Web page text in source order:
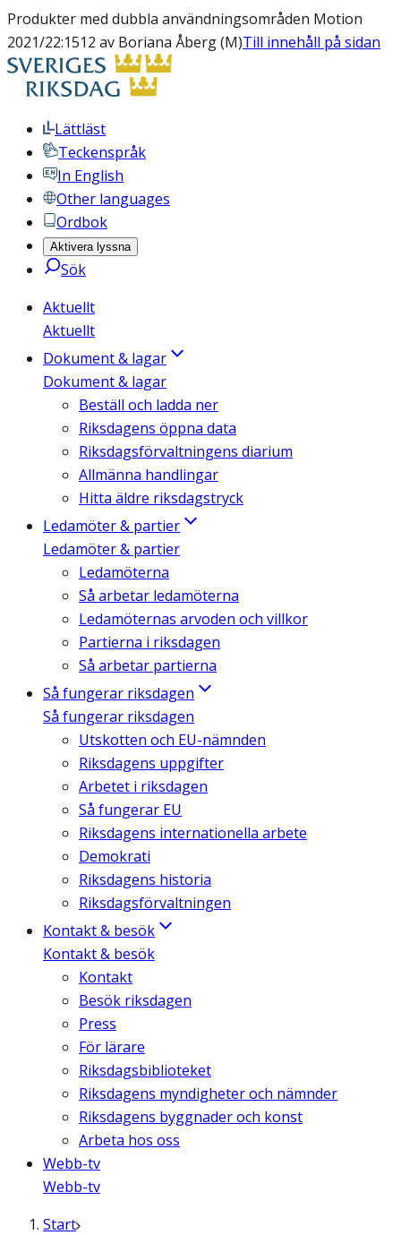
Produkter med dubbla användningsområden Motion
2021/22:1512 av Boriana Åberg (M)Till innehåll på sidan
Lättläst
Teckenspråk
In English
Other languages
Ordbok
Aktivera lyssna
Sök
Aktuellt
Aktuellt
Dokument & lagar
Dokument & lagar
Beställ och ladda ner
Riksdagens öppna data
Riksdagsförvaltningens diarium
Allmänna handlingar
Hitta äldre riksdagstryck
Ledamöter & partier
Ledamöter & partier
Ledamöterna
Så arbetar ledamöterna
Ledamöternas arvoden och villkor
Partierna i riksdagen
Så arbetar partierna
Så fungerar riksdagen
Så fungerar riksdagen
Utskotten och EU-nämnden
Riksdagens uppgifter
Arbetet i riksdagen
Så fungerar EU
Riksdagens internationella arbete
Demokrati
Riksdagens historia
Riksdagsförvaltningen
Kontakt & besök
Kontakt & besök
Kontakt
Besök riksdagen
Press
För lärare
Riksdagsbiblioteket
Riksdagens myndigheter och nämnder
Riksdagens byggnader och konst
Arbeta hos oss
Webb-tv
Webb-tv
Start